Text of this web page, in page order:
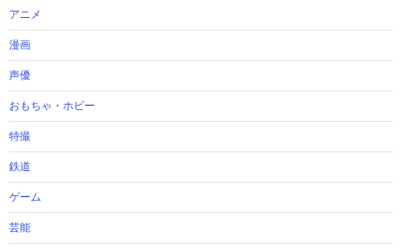
アニメ
漫画
声優
おもちゃ・ホビー
特撮
鉄道
ゲーム
芸能